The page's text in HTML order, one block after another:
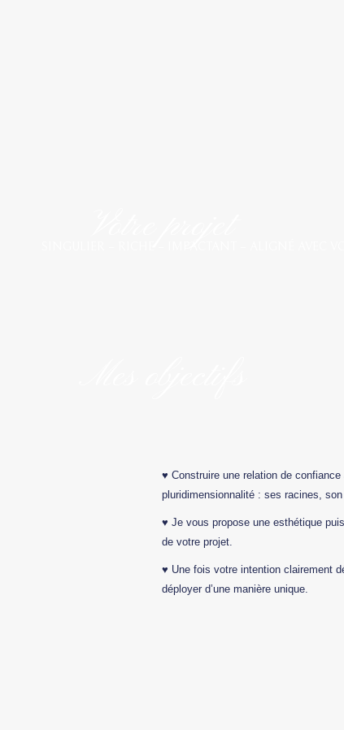
♥ Construire une relation de
pluridimensionnalité : ses racines,
♥ Je vous propose une esthétique
de votre projet.
♥ Une fois votre intention clairement
déployer d’une manière unique.